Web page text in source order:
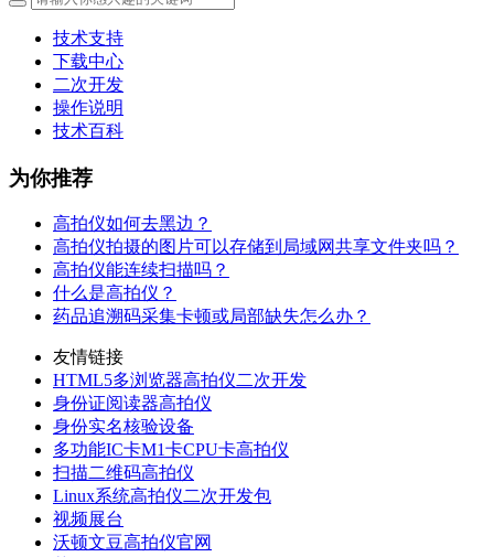
技术支持
下载中心
二次开发
操作说明
技术百科
为你推荐
高拍仪如何去黑边？
高拍仪拍摄的图片可以存储到局域网共享文件夹吗？
高拍仪能连续扫描吗？
什么是高拍仪？
药品追溯码采集卡顿或局部缺失怎么办？
友情链接
HTML5多浏览器高拍仪二次开发
身份证阅读器高拍仪
身份实名核验设备
多功能IC卡M1卡CPU卡高拍仪
扫描二维码高拍仪
Linux系统高拍仪二次开发包
视频展台
沃顿文豆高拍仪官网